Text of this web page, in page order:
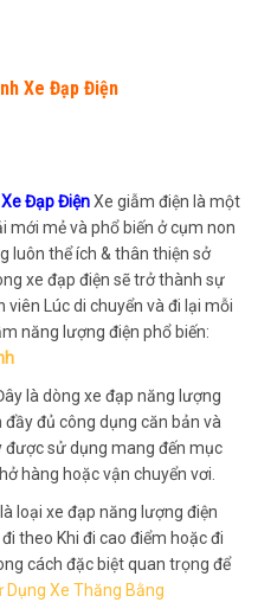
Xe Đạp Điện
Đạp ĐiệnXe giẫm điện là một
mới mẻ và phổ biến ở cụm non
luôn thể ích & thân thiện sở
xe đạp điện sẽ trở thành sự
Lúc di chuyển và đi lại mỗi
năng lượng điện phổ biến:
là dòng xe đạp năng lượng
đủ công dụng căn bản và
được sử dụng mang đến mục
hàng hoặc vận chuyển vơi.
loại xe đạp năng lượng điện
theo Khi đi cao điểm hoặc đi
cách đặc biệt quan trọng để
Dụng Xe Thăng Bằng